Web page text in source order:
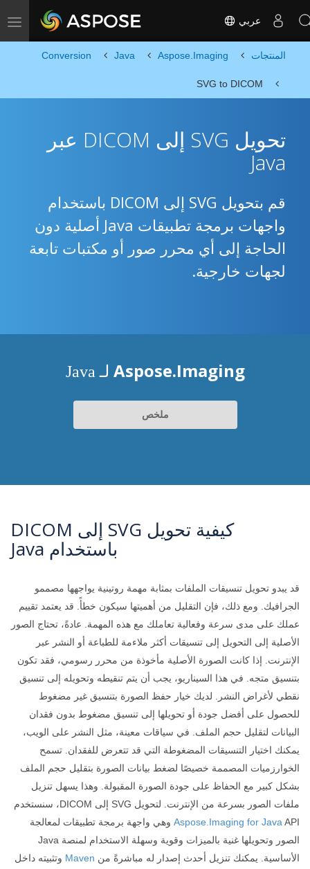
Toggle navigation عربي
المنتجات Aspose.Imaging
Java
Conversion
SVG to DICOM
تحويل SVG إلى DICOM عبر
Java
قم بتحويل SVG إلى DICOM باستخدام
واجهات برمجة تطبيقات Java أصلية دون
الحاجة إلى أي محرر صور أو مكتبات تابعة
لجهات خارجية.
Aspose.Imaging لـ Java
ملخص
كيفية تحويل SVG إلى DICOM
باستخدام Java
قد يبدو تحويل تنسيقات الملفات بمثابة مهمة روتينية يواجهها مصممو
الجرافيك. ومع ذلك، فإن التقليل من أهميتها سيكون خطأً. قد يعتمد تقييم
عملك على مدى سرعة وفعالية تعاملك مع هذه المهمة. عادةً، تحتاج الصور
الأصلية إلى التحويل إلى تنسيقات أكثر ملاءمة للطباعة أو النشر عبر
الإنترنت. إذا كانت الصورة الأصلية مأخوذة من محرر رسومي، فقد تكون
بتنسيق متجه. في هذا السيناريو، يجب أن يتم تنقيطه وتحويله إلى تنسيق
نقطي لأغراض النشر. لديك خيار حفظ الصورة بتنسيق غير مضغوط
للحصول على أفضل جودة أو تحويلها إلى تنسيق مضغوط بدون فقدان
البيانات لتقليل حجم الملف. في سياقات معينة، مثل النشر على الويب،
يمكنك اختيار التنسيقات المضغوطة التي قد تتعرض للفقدان. تسمح
الخوارزميات المصممة خصيصًا لضغط بيانات الصورة بتقليل حجم الملف
بشكل كبير مع الحفاظ على جودة الصورة المقبولة. وهذا يسهل تنزيل
ملفات الصور بسرعة من الإنترنت. لتحويل SVG إلى DICOM، سنستخدم
Aspose.Imaging for Java API وهي واجهة برمجة تطبيقات لمعالجة
الصور وتحويلها غنية بالميزات وقوية وسهلة الاستخدام لمنصة Java
الأساسية. يمكنك تنزيل أحدث إصدار له مباشرةً من Maven وتثبيته داخل